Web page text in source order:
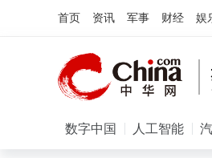
首页 资讯 军事 财经 娱
数字中国 人工智能